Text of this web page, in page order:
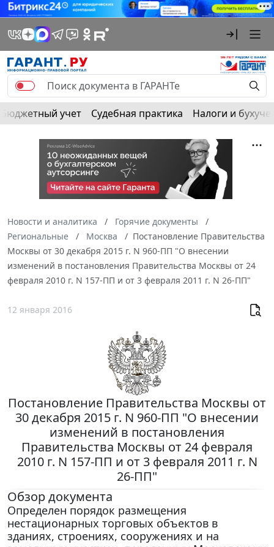
Бюджетный учет Судебная практика Налоги и
Новости и аналитика
Горячие документы
Региональные
Москва
Постановление Правительства
Москвы от 30 декабря 2015 г. N 960-ПП "О внесении
изменений в постановления Правительства Москвы от 24
февраля 2010 г. N 157-ПП и от 3 февраля 2011 г. N 26-ПП"
12 января 2016
Постановление Правительства Москвы от
30 декабря 2015 г. N 960-ПП "О внесении
изменений в постановления
Правительства Москвы от 24 февраля
2010 г. N 157-ПП и от 3 февраля 2011 г. N
26-ПП"
Обзор документа
Определен порядок размещения
нестационарных торговых объектов в
зданиях, строениях, сооружениях и на